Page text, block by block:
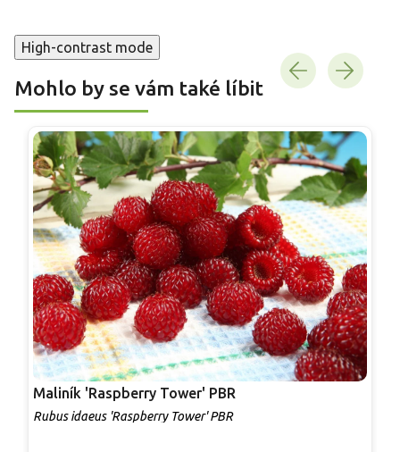
High-contrast mode
Mohlo by se vám také líbit
Maliník 'Raspberry Tower' PBR
Rubus idaeus 'Raspberry Tower' PBR